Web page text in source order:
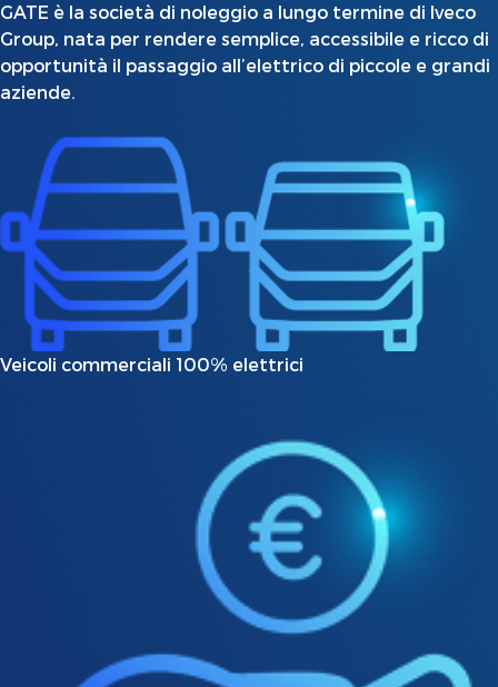
GATE è la società di noleggio a lungo termine di Iveco
Group, nata per rendere semplice, accessibile e ricco di
opportunità il passaggio all’elettrico di piccole e grandi
aziende.
Veicoli commerciali 100% elettrici